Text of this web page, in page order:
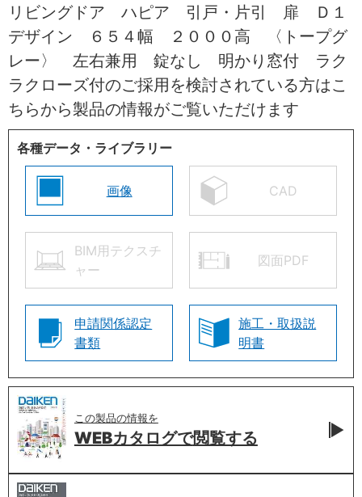
リビングドア ハピア 引戸・片引 扉 Ｄ１
デザイン ６５４幅 ２０００高 〈トープグ
レー〉 左右兼用 錠なし 明かり窓付 ラク
ラクローズ付のご採用を検討されている方はこ
ちらから製品の情報がご覧いただけます
各種データ・ライブラリー
画像 CAD
BIM用テクスチ
ャー
図面PDF
申請関係認定
書類
施工・取扱説
明書
この製品の情報を
WEBカタログで閲覧する